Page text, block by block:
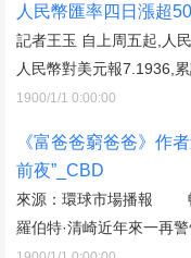
人民幣匯率四日漲超
記者王玉 自上周五起,人
人民幣對美元報7.1936,
1900/1/1 0:00:00
《富爸爸窮爸爸》作
前夜”_CBD
來源：環球市場播報
羅伯特·清崎近年來一再